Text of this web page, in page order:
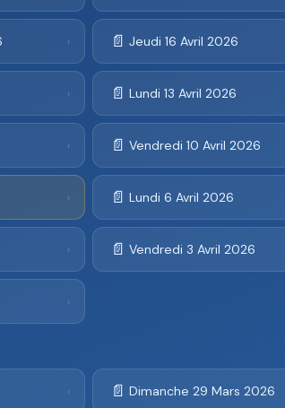
› 📄 Jeudi 16 Avril 2026
› 📄 Lundi 13 Avril 2026
› 📄 Vendredi 10 Avril 2026
› 📄 Lundi 6 Avril 2026
› 📄 Vendredi 3 Avril 2026
›
› 📄 Dimanche 29 Mars 2026